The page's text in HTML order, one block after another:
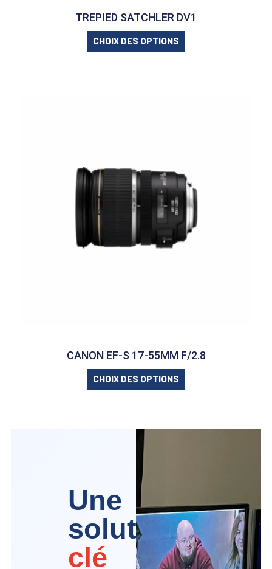
TREPIED SATCHLER DV1
CHOIX DES OPTIONS
CANON EF-S 17-55MM F/2.8
CHOIX DES OPTIONS
Une
solution
clé